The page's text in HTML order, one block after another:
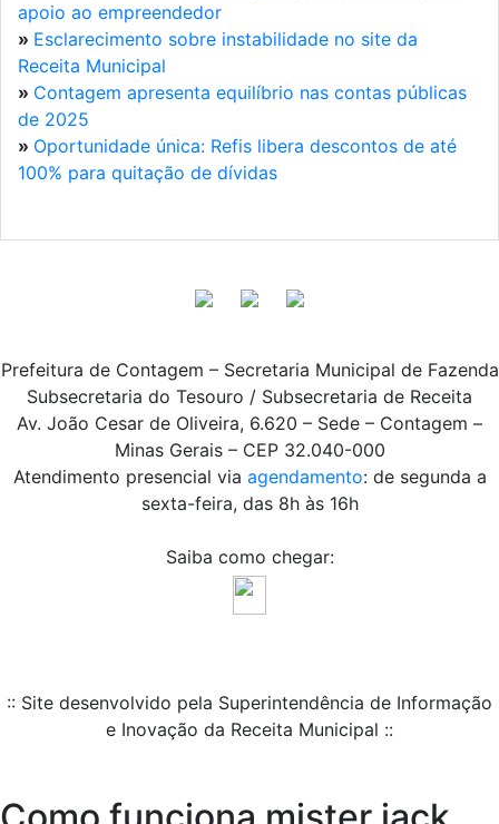
apoio ao empreendedor
» Esclarecimento sobre instabilidade no site da
Receita Municipal
» Contagem apresenta equilíbrio nas contas públicas
de 2025
» Oportunidade única: Refis libera descontos de até
100% para quitação de dívidas
Prefeitura de Contagem – Secretaria Municipal de Fazenda
Subsecretaria do Tesouro / Subsecretaria de Receita
Av. João Cesar de Oliveira, 6.620 – Sede – Contagem –
Minas Gerais – CEP 32.040-000
Atendimento presencial via agendamento: de segunda a
sexta-feira, das 8h às 16h
Saiba como chegar:
:: Site desenvolvido pela Superintendência de Informação
e Inovação da Receita Municipal ::